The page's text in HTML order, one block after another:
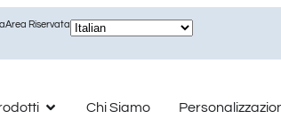
Area Riservata
Chi Siamo